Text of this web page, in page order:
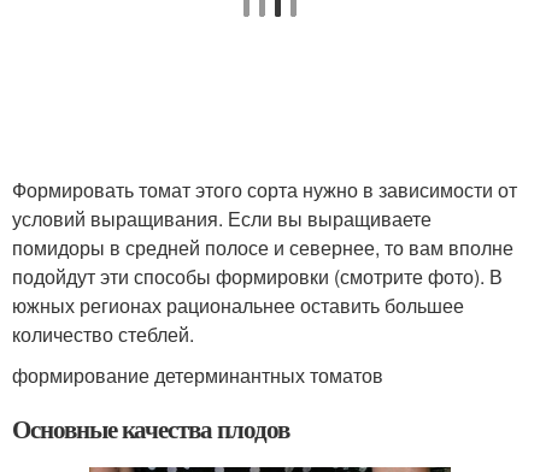
Формировать томат этого сорта нужно в зависимости от
условий выращивания. Если вы выращиваете
помидоры в средней полосе и севернее, то вам вполне
подойдут эти способы формировки (смотрите фото). В
южных регионах рациональнее оставить большее
количество стеблей.
формирование детерминантных томатов
Основные качества плодов